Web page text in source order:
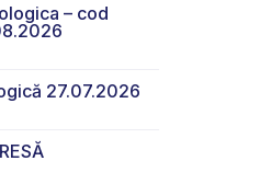
– cod
27.07.2026